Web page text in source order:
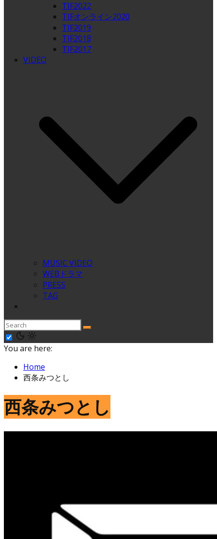
TIF2022
TIFオンライン2020
TIF2019
TIF2018
TIF2017
VIDEO
MUSIC VIDEO
WEBドラマ
PRESS
TAG
You are here:
Home
西条みつとし
西条みつとし